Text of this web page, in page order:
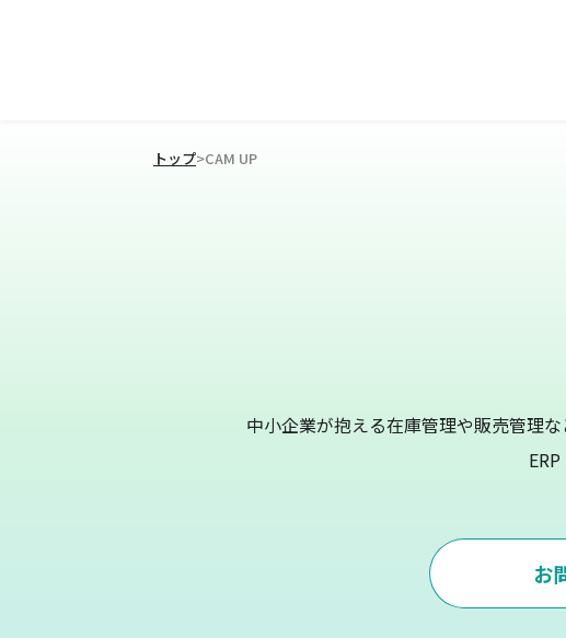
トップ>CAM UP
中小企業が抱える在庫管理や販売管理
お